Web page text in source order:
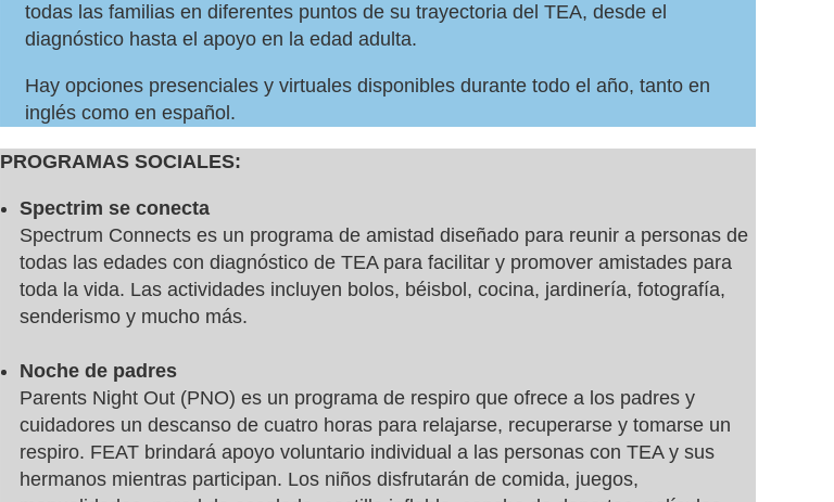
todas las familias en diferentes puntos de su trayectoria del TEA, desde el
diagnóstico hasta el apoyo en la edad adulta.
Hay opciones presenciales y virtuales disponibles durante todo el año, tanto en
inglés como en español.
PROGRAMAS SOCIALES:
Spectrim se conecta
Spectrum Connects es un programa de amistad diseñado para reunir a personas de
todas las edades con diagnóstico de TEA para facilitar y promover amistades para
toda la vida. Las actividades incluyen bolos, béisbol, cocina, jardinería, fotografía,
senderismo y mucho más.
Noche de padres
Parents Night Out (PNO) es un programa de respiro que ofrece a los padres y
cuidadores un descanso de cuatro horas para relajarse, recuperarse y tomarse un
respiro. FEAT brindará apoyo voluntario individual a las personas con TEA y sus
hermanos mientras participan. Los niños disfrutarán de comida, juegos,